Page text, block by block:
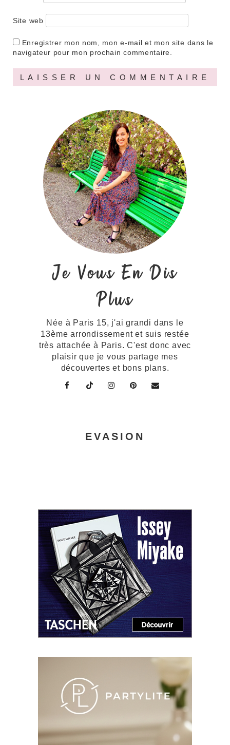
Site web
Enregistrer mon nom, mon e-mail et mon site dans le
navigateur pour mon prochain commentaire.
Je Vous En Dis
Plus
Née à Paris 15, j'ai grandi dans le
13ème arrondissement et suis restée
très attachée à Paris. C'est donc avec
plaisir que je vous partage mes
découvertes et bons plans.
EVASION